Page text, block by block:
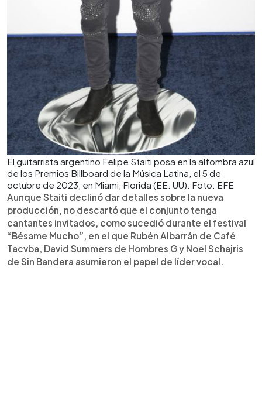
El guitarrista argentino Felipe Staiti posa en la alfombra azul
de los Premios Billboard de la Música Latina, el 5 de
octubre de 2023, en Miami, Florida (EE. UU). Foto: EFE
Aunque Staiti declinó dar detalles sobre la nueva
producción, no descartó que el conjunto tenga
cantantes invitados, como sucedió durante el festival
“Bésame Mucho”, en el que Rubén Albarrán de Café
Tacvba, David Summers de Hombres G y Noel Schajris
de Sin Bandera asumieron el papel de líder vocal.